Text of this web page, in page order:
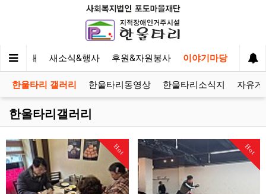
사업안내 새소식&행사 후원&자원봉사 이야기마당
한울타리 갤러리 한울타리동영상 한울타리소식지 자유게
한울타리갤러리
Hot Hot